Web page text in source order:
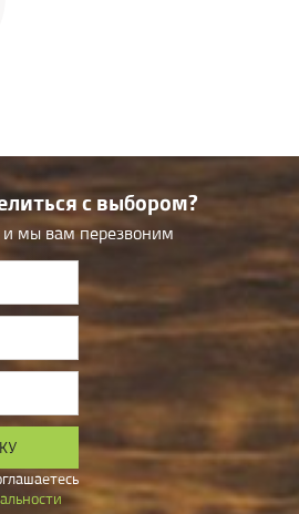
с выбором?
и мы вам перезвоним